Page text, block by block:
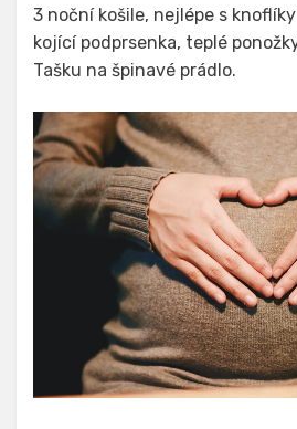
3 noční košile, nejlépe s
kojící podprsenka, teplé
Tašku na špinavé prádlo.